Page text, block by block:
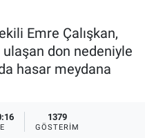
Emre Çalışkan,
don nedeniyle
hasar meydana
1379
GÖSTERIM